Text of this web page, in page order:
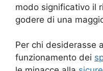
modo significativo il
godere di una
Per chi desiderasse
funzionamento dei